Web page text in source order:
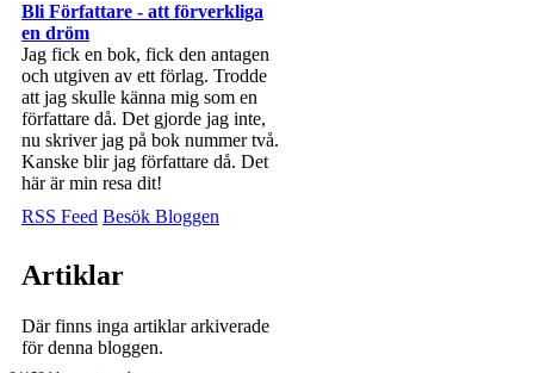
Bli Författare - att förverkliga
en dröm
Jag fick en bok, fick den antagen
och utgiven av ett förlag. Trodde
att jag skulle känna mig som en
författare då. Det gjorde jag inte,
nu skriver jag på bok nummer två.
Kanske blir jag författare då. Det
här är min resa dit!
RSS Feed Besök Bloggen
Artiklar
Där finns inga artiklar arkiverade
för denna bloggen.